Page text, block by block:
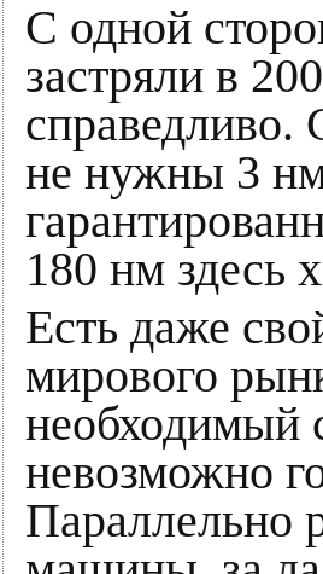
С одной
застряли в
справедливо.
не нужны 3
180 нм здесь
Есть даже
мирового
необходимый
невозможно
Параллельно